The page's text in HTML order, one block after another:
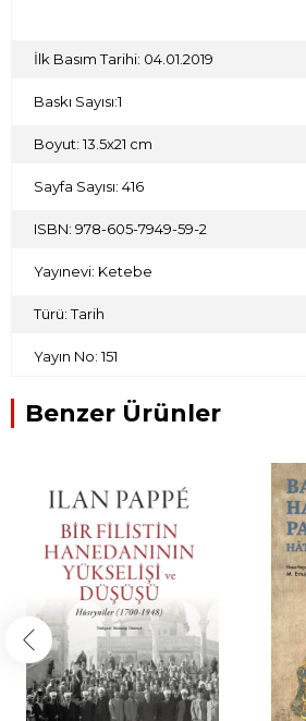
İlk Basım Tarihi: 04.01.2019
Baskı Sayısı:1
Boyut: 13.5x21 cm
Sayfa Sayısı: 416
ISBN: 978-605-7949-59-2
Yayınevi: Ketebe
Türü: Tarih
Yayın No: 151
Benzer Ürünler